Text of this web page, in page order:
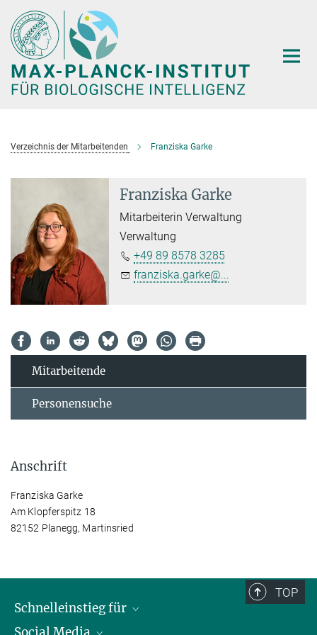
Hauptinhalt
Verzeichnis der Mitarbeitenden Franziska Garke
Franziska Garke
Mitarbeiterin Verwaltung
Verwaltung
+49 89 8578 3285
franziska.garke@...
Mitarbeitende
Personensuche
Anschrift
Franziska Garke
Am Klopferspitz 18
82152 Planegg, Martinsried
TOP
Schnelleinstieg für